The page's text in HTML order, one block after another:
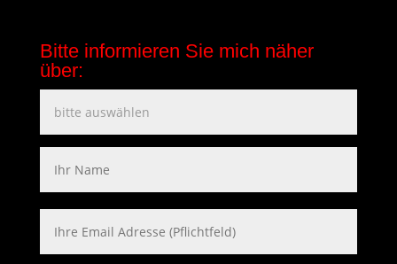
Bitte informieren Sie mich näher
über: